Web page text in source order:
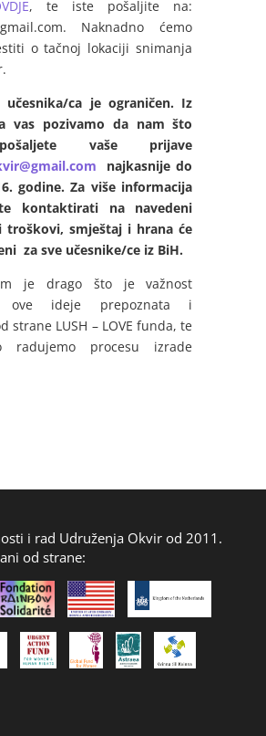
, te iste pošaljite na:
Naknadno ćemo
o tačnoj lokaciji snimanja
učesnika/ca je ograničen. Iz
vas pozivamo da nam što
vaše prijave
najkasnije do
godine. Za više informacija
kontaktirati na navedeni
troškovi, smještaj i hrana će
za sve učesnike/ce iz BiH.
je drago što je važnost
ove ideje prepoznata i
strane LUSH – LOVE funda, te
radujemo procesu izrade
i rad Udruženja Okvir od 2011.
od strane: